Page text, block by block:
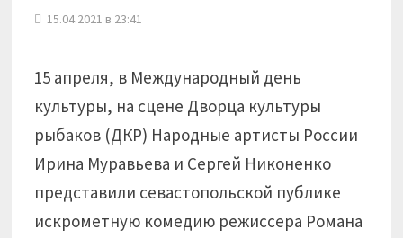
15.04.2021 в 23:41
15 апреля, в Международный день
культуры, на сцене Дворца культуры
рыбаков (ДКР) Народные артисты России
Ирина Муравьева и Сергей Никоненко
представили севастопольской публике
искрометную комедию режиссера Романа